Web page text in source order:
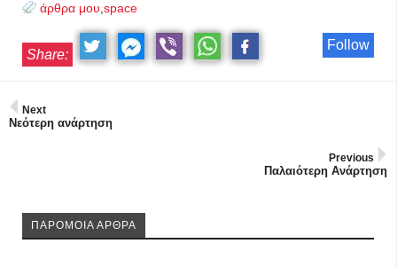
άρθρα μου space
Follow
Share:
Next
Νεότερη ανάρτηση
Previous
Παλαιότερη Ανάρτηση
ΠΑΡΟΜΟΙΑ ΑΡΘΡΑ